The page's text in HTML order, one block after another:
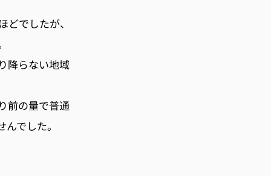
でしたが、
降らない地域
前の量で普通
でした。